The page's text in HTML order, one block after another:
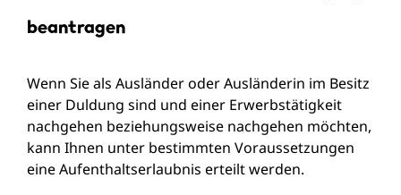
beantragen
Wenn Sie als Ausländer oder Ausländerin im Besitz
einer Duldung sind und einer Erwerbstätigkeit
nachgehen beziehungsweise nachgehen möchten,
kann Ihnen unter bestimmten Voraussetzungen
eine Aufenthaltserlaubnis erteilt werden.